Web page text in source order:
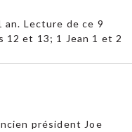
an. Lecture de ce 9
12 et 13; 1 Jean 1 et 2
président Joe